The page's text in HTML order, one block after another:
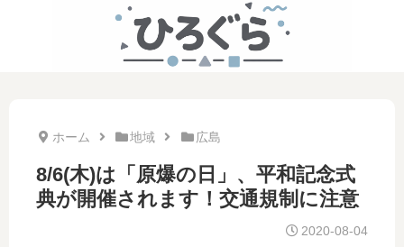
ホーム 地域 広島
8/6(木)は「原爆の日」、平和記念式
典が開催されます！交通規制に注意
2020-08-04